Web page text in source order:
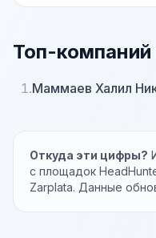
Топ-компаний
1.Маммаев Халил
Откуда эти цифры?
с площадок
Zarplata. Данные